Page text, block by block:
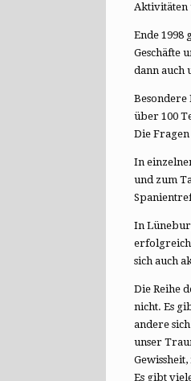
Aktivitäten
Ende 1998
Geschäfte
dann auch
Besondere
über 100
Die
In
und zum
In
sich auch
Die Reihe
nicht. Es
andere
unser
Es gibt